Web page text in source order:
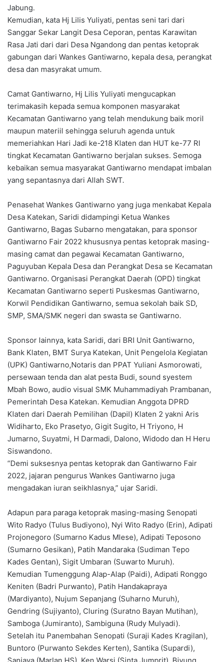
Jabung.
Kemudian, kata Hj Lilis Yuliyati, pentas seni tari dari
Sanggar Sekar Langit Desa Ceporan, pentas Karawitan
Rasa Jati dari dari Desa Ngandong dan pentas ketoprak
gabungan dari Wankes Gantiwarno, kepala desa, perangkat
desa dan masyrakat umum.
Camat Gantiwarno, Hj Lilis Yuliyati mengucapkan
terimakasih kepada semua komponen masyarakat
Kecamatan Gantiwarno yang telah mendukung baik moril
maupun materiil sehingga seluruh agenda untuk
memeriahkan Hari Jadi ke-218 Klaten dan HUT ke-77 RI
tingkat Kecamatan Gantiwarno berjalan sukses. Semoga
kebaikan semua masyarakat Gantiwarno mendapat imbalan
yang sepantasnya dari Allah SWT.
Penasehat Wankes Gantiwarno yang juga menkabat Kepala
Desa Katekan, Saridi didampingi Ketua Wankes
Gantiwarno, Bagas Subarno mengatakan, para sponsor
Gantiwarno Fair 2022 khususnya pentas ketoprak masing-
masing camat dan pegawai Kecamatan Gantiwarno,
Paguyuban Kepala Desa dan Perangkat Desa se Kecamatan
Gantiwarno. Organisasi Perangkat Daerah (OPD) tingkat
Kecamatan Gantiwarno seperti Puskesmas Gantiwarno,
Korwil Pendidikan Gantiwarno, semua sekolah baik SD,
SMP, SMA/SMK negeri dan swasta se Gantiwarno.
Sponsor lainnya, kata Saridi, dari BRI Unit Gantiwarno,
Bank Klaten, BMT Surya Katekan, Unit Pengelola Kegiatan
(UPK) Gantiwarno,Notaris dan PPAT Yuliani Asmorowati,
persewaan tenda dan alat pesta Budi, sound syestem
Mbah Bowo, audio visual SMK Muhammadiyah Prambanan,
Pemerintah Desa Katekan. Kemudian Anggota DPRD
Klaten dari Daerah Pemilihan (Dapil) Klaten 2 yakni Aris
Widiharto, Eko Prasetyo, Gigit Sugito, H Triyono, H
Jumarno, Suyatmi, H Darmadi, Dalono, Widodo dan H Heru
Siswandono.
“Demi suksesnya pentas ketoprak dan Gantiwarno Fair
2022, jajaran pengurus Wankes Gantiwarno juga
mengadakan iuran seikhlasnya,” ujar Saridi.
Adapun para paraga ketoprak masing-masing Senopati
Wito Radyo (Tulus Budiyono), Nyi Wito Radyo (Erin), Adipati
Projonegoro (Sumarno Kadus Mlese), Adipati Teposono
(Sumarno Gesikan), Patih Mandaraka (Sudiman Tepo
Kades Gentan), Sigit Umbaran (Suwarto Muruh).
Kemudian Tumenggung Alap-Alap (Paidi), Adipati Ronggo
Keniten (Badri Purwanto), Patih Handakapraya
(Mardiyanto), Nujum Sepanjang (Suharno Muruh),
Gendring (Sujiyanto), Cluring (Suratno Bayan Mutihan),
Samboga (Jumiranto), Sambiguna (Rudy Mulyadi).
Setelah itu Panembahan Senopati (Suraji Kades Kragilan),
Buntoro (Purwanto Sekdes Kerten), Santika (Supardi),